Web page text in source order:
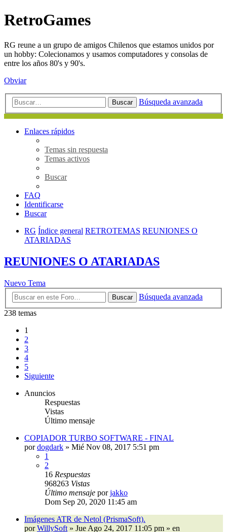
RetroGames
RG reune a un grupo de amigos Chilenos que estamos unidos por
un hobby: Colecionamos y usamos computadores y consolas de
entre los años 80's y 90's.
Obviar
Buscar Búsqueda avanzada
Enlaces rápidos
Temas sin respuesta
Temas activos
Buscar
FAQ
Identificarse
Buscar
RG Índice general RETROTEMAS REUNIONES O
ATARIADAS
REUNIONES O ATARIADAS
Nuevo Tema
Buscar
Búsqueda avanzada
238 temas
1
2
3
4
5
Siguiente
Anuncios
Respuestas
Vistas
Último mensaje
COPIADOR TURBO SOFTWARE - FINAL
pordogdark » Mié Nov 08, 2017 5:51 pm
1
2
16 Respuestas
968263 Vistas
Último mensaje porjakko
Dom Sep 20, 2020 11:45 am
Imágenes ATR de Netol (PrismaSoft).
porWillySoft » Jue Ago 24, 2017 11:05 pm » en